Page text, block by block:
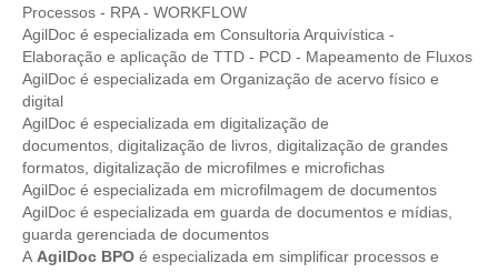
Processos - RPA - WORKFLOW
AgilDoc é especializada em Consultoria Arquivística -
Elaboração e aplicação de TTD - PCD - Mapeamento de Fluxos
AgilDoc é especializada em Organização de acervo físico e
digital
AgilDoc é especializada em digitalização de
documentos, digitalização de livros, digitalização de grandes
formatos, digitalização de microfilmes e microfichas
AgilDoc é especializada em microfilmagem de documentos
AgilDoc é especializada em guarda de documentos e mídias,
guarda gerenciada de documentos
A AgilDoc BPO é especializada em simplificar processos e